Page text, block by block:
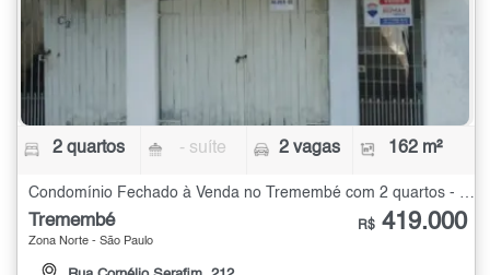
2 quartos - suíte 2 vagas 162 m²
Condomínio Fechado à Venda no Tremembé com 2 quartos - 162 m²
Tremembé
Zona Norte - São Paulo
R$ 419.000